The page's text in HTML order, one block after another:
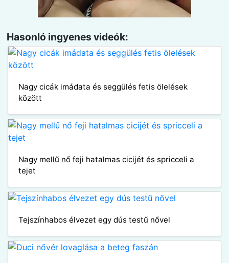
Hasonló ingyenes videók:
Nagy cicák imádata és seggülés fetis ölelések
között
Nagy mellű nő feji hatalmas cicijét és spricceli a
tejet
Tejszínhabos élvezet egy dús testű nővel